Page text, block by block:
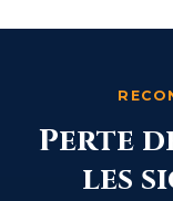
Perte
les